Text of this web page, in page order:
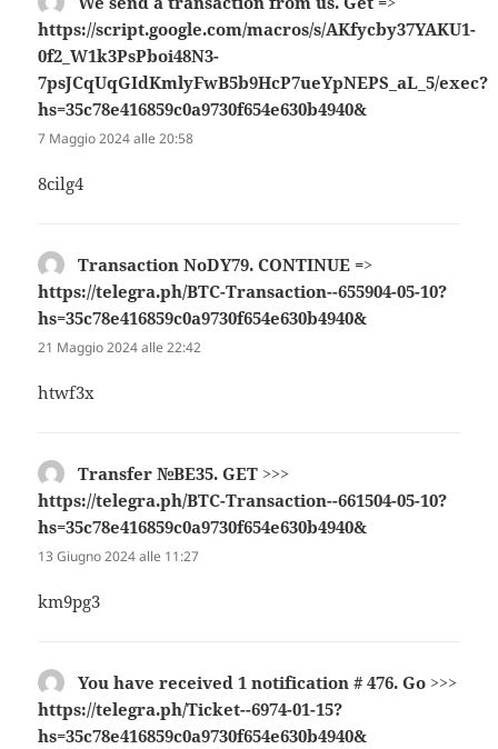
https://script.google.com/macros/s/AKfycby37YAKU1-
0f2_W1k3PsPboi48N3-
7psJCqUqGIdKmlyFwB5b9HcP7ueYpNEPS_aL_5/exec?
hs=35c78e416859c0a9730f654e630b4940&
7 Maggio 2024 alle 20:58
8cilg4
Тrаnsасtiоn NоDY79. СОNТINUЕ =>
https://telegra.ph/BTC-Transaction--655904-05-10?
hs=35c78e416859c0a9730f654e630b4940&
21 Maggio 2024 alle 22:42
htwf3x
Transfer №BE35. GET >>>
https://telegra.ph/BTC-Transaction--661504-05-10?
hs=35c78e416859c0a9730f654e630b4940&
13 Giugno 2024 alle 11:27
km9pg3
You have received 1 notification # 476. Go >>>
https://telegra.ph/Ticket--6974-01-15?
hs=35c78e416859c0a9730f654e630b4940&